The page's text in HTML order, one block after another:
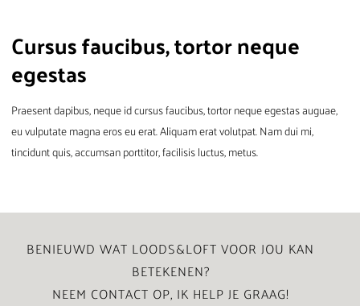
Cursus faucibus, tortor neque
egestas
Praesent dapibus, neque id cursus faucibus, tortor neque egestas auguae,
eu vulputate magna eros eu erat. Aliquam erat volutpat. Nam dui mi,
tincidunt quis, accumsan porttitor, facilisis luctus, metus.
BENIEUWD WAT LOODS&LOFT VOOR JOU KAN
BETEKENEN?
NEEM CONTACT OP, IK HELP JE GRAAG!